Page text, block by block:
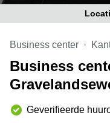
Breda
Coworking
in Arnhem
Coworking
Hilversum
Business center
Business
Geverifieerde